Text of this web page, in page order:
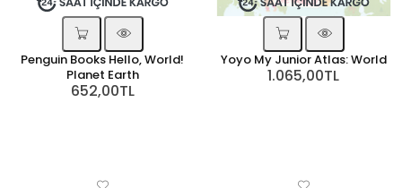
Penguin Books Hello, World!
Planet Earth
652,00TL
Yoyo My Junior Atlas: World
1.065,00TL